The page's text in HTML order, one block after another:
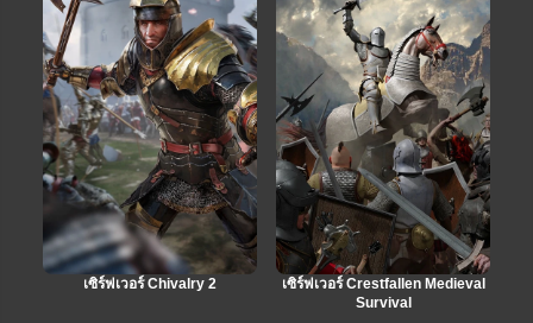
เซิร์ฟเวอร์ Chivalry 2
เซิร์ฟเวอร์ Crestfallen Medieval
Survival